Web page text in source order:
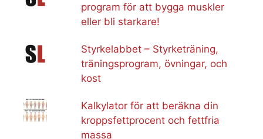
program för att bygga muskler
eller bli starkare!
Styrkelabbet – Styrketräning,
träningsprogram, övningar, och
kost
Kalkylator för att beräkna din
kroppsfettprocent och fettfria
massa